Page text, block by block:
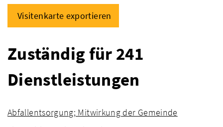
Visitenkarte exportieren
Zuständig für 241
Dienstleistungen
Abfallentsorgung; Mitwirkung der Gemeinde